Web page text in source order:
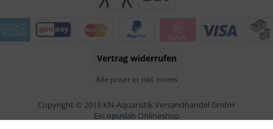
Vertrag widerrufen
Alle priser er inkl. moms
Copyright © 2019 KN-Aquaristik Versandhandel GmbH
Ein opuslab Onlineshop